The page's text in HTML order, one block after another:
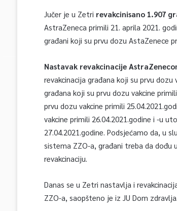
Jučer je u Zetri revakcinisano 1.907
AstraZeneca primili 21. aprila 2021.
građani koji su prvu dozu AstaZenece
Nastavak revakcinacije
revakcinacija građana koji su prvu dozu
građana koji su prvu dozu vakcine
prvu dozu vakcine primili
vakcine primili 26.04.2021.godine i -u
27.04.2021.godine. Podsjećamo da, u
sistema ZZO-a, građani treba da dođu
revakcinaciju.
Danas se u Zetri nastavlja i
ZZO-a, saopšteno je iz JU Dom zdravlja.